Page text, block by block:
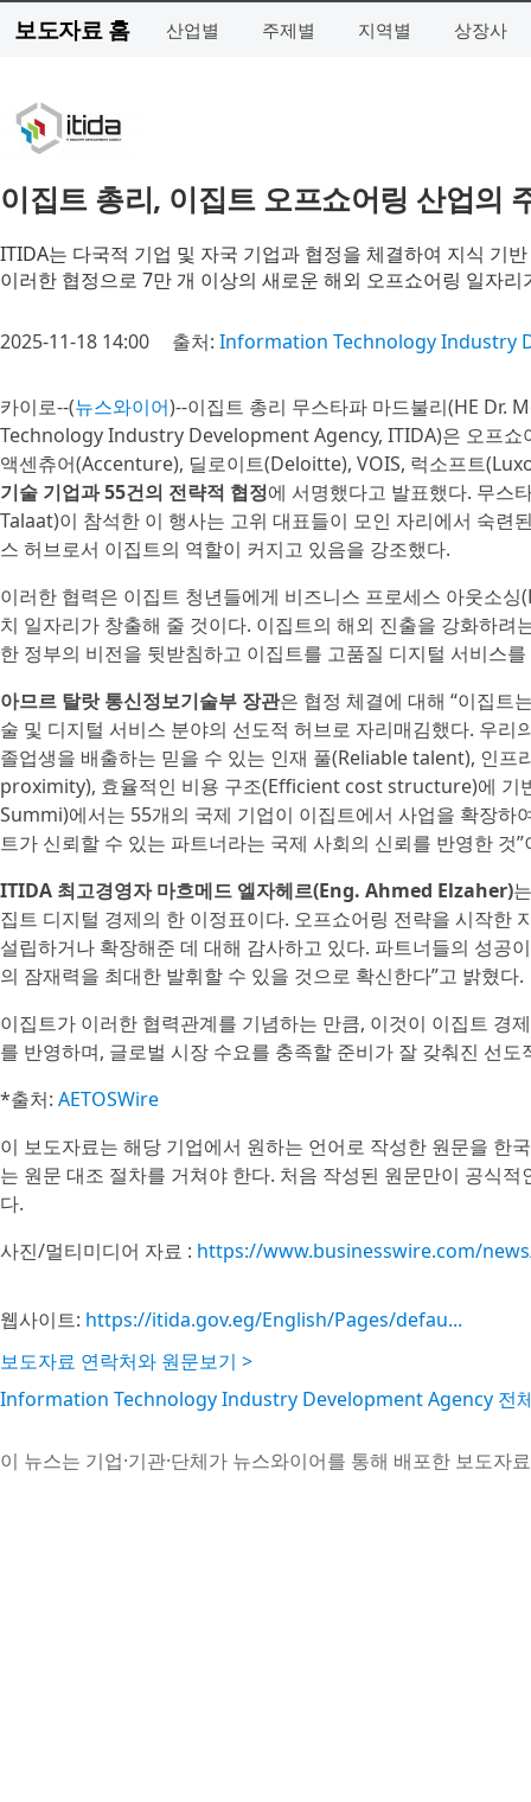
보도자료 홈 산업별 주제별 지역별 상장사
이집트 총리, 이집트 오프쇼어링 산업의
ITIDA는 다국적 기업 및 자국 기업과 협정을 체결하여 지식 기
이러한 협정으로 7만 개 이상의 새로운 해외 오프쇼어링 일자
2025-11-18 14:00 출처: Information Technology Industry
카이로--(뉴스와이어)--이집트 총리 무스타파 마드불리(HE
Technology Industry Development Agency, ITIDA)은 오프
액센츄어(Accenture), 딜로이트(Deloitte), VOIS, 럭소프트
기술 기업과 55건의 전략적 협정에 서명했다고 발표했다. 무스
Talaat)이 참석한 이 행사는 고위 대표들이 모인 자리에서 숙련
스 허브로서 이집트의 역할이 커지고 있음을 강조했다.
이러한 협력은 이집트 청년들에게 비즈니스 프로세스 아웃소
치 일자리가 창출해 줄 것이다. 이집트의 해외 진출을 강화하
한 정부의 비전을 뒷받침하고 이집트를 고품질 디지털 서비스
아므르 탈랏 통신정보기술부 장관은 협정 체결에 대해 “이집트
술 및 디지털 서비스 분야의 선도적 허브로 자리매김했다. 우리
졸업생을 배출하는 믿을 수 있는 인재 풀(Reliable talent), 인
proximity), 효율적인 비용 구조(Efficient cost structure)에 기
Summi)에서는 55개의 국제 기업이 이집트에서 사업을 확장하
트가 신뢰할 수 있는 파트너라는 국제 사회의 신뢰를 반영한 것
ITIDA 최고경영자 마흐메드 엘자헤르(Eng. Ahmed Elzaher)
집트 디지털 경제의 한 이정표이다. 오프쇼어링 전략을 시작한
설립하거나 확장해준 데 대해 감사하고 있다. 파트너들의 성공
의 잠재력을 최대한 발휘할 수 있을 것으로 확신한다”고 밝혔다.
이집트가 이러한 협력관계를 기념하는 만큼, 이것이 이집트 경
를 반영하며, 글로벌 시장 수요를 충족할 준비가 잘 갖춰진 선
*출처: AETOSWire
이 보도자료는 해당 기업에서 원하는 언어로 작성한 원문을 한
는 원문 대조 절차를 거쳐야 한다. 처음 작성된 원문만이 공식
다.
사진/멀티미디어 자료 : https://www.businesswire.com/
웹사이트: https://itida.gov.eg/English/Pages/defau...
보도자료 연락처와 원문보기 >
Information Technology Industry Development Agency 전
이 뉴스는 기업·기관·단체가 뉴스와이어를 통해 배포한 보도자